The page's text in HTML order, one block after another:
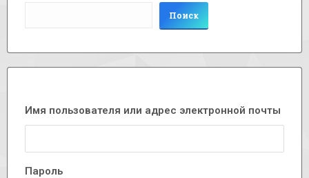
Поиск
Имя пользователя или адрес электронной почты
Пароль